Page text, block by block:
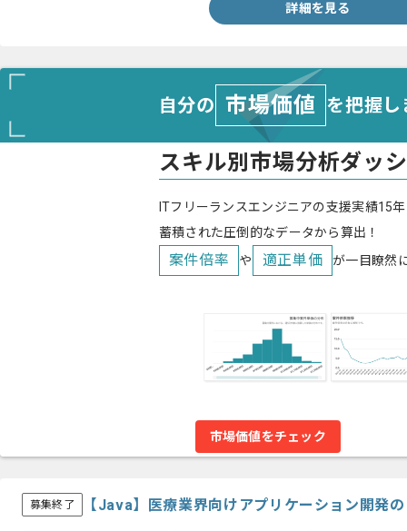
詳細を見る
自分の 市場価値 を把握
スキル別市場分析ダッ
ITフリーランスエンジニアの支援実績15
蓄積された圧倒的なデータから算出！
案件倍率 や 適正単価 が一目瞭然
市場価値をチェック
募集終了 【Java】医療業界向けアプリケーション開発